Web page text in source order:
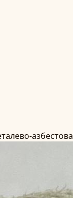
азбестова